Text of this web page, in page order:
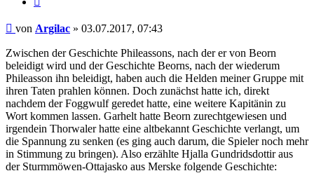
Beitrag
von Argilac » 03.07.2017, 07:43
Zwischen der Geschichte Phileassons, nach der er von Beorn
beleidigt wird und der Geschichte Beorns, nach der wiederum
Phileasson ihn beleidigt, haben auch die Helden meiner Gruppe mit
ihren Taten prahlen können. Doch zunächst hatte ich, direkt
nachdem der Foggwulf geredet hatte, eine weitere Kapitänin zu
Wort kommen lassen. Garhelt hatte Beorn zurechtgewiesen und
irgendein Thorwaler hatte eine altbekannt Geschichte verlangt, um
die Spannung zu senken (es ging auch darum, die Spieler noch mehr
in Stimmung zu bringen). Also erzählte Hjalla Gundridsdottir aus
der Sturmmöwen-Ottajasko aus Merske folgende Geschichte: